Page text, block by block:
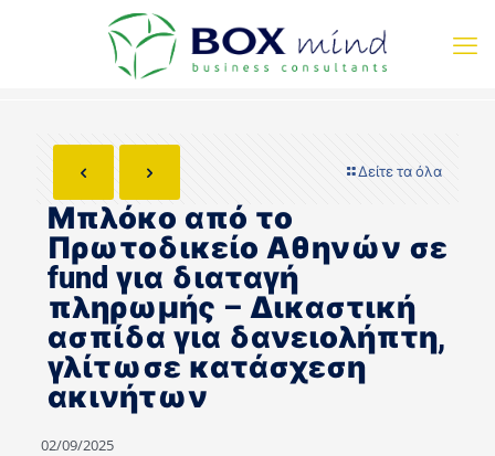
Δείτε τα όλα
Μπλόκο από το
Πρωτοδικείο Αθηνών σε
fund για διαταγή
πληρωμής – Δικαστική
ασπίδα για δανειολήπτη,
γλίτωσε κατάσχεση
ακινήτων
02/09/2025